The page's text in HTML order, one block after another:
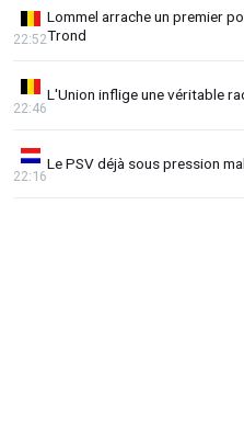
Lommel arrache un premier
Trond
22:52
L'Union inflige une véritable
22:46
Le PSV déjà sous pression
22:16